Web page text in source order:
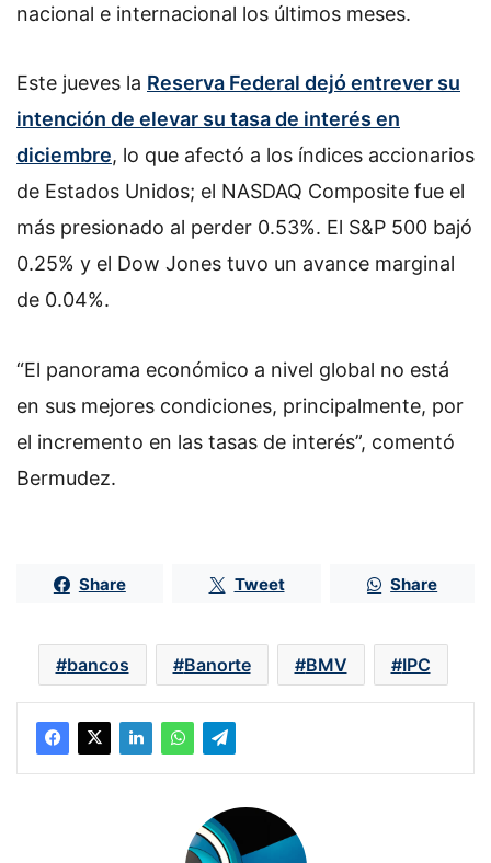
nacional e internacional los últimos meses.
Este jueves la Reserva Federal dejó entrever su
intención de elevar su tasa de interés en
diciembre, lo que afectó a los índices accionarios
de Estados Unidos; el NASDAQ Composite fue el
más presionado al perder 0.53%. El S&P 500 bajó
0.25% y el Dow Jones tuvo un avance marginal
de 0.04%.
“El panorama económico a nivel global no está
en sus mejores condiciones, principalmente, por
el incremento en las tasas de interés”, comentó
Bermudez.
Share Tweet Share
bancos Banorte BMV IPC